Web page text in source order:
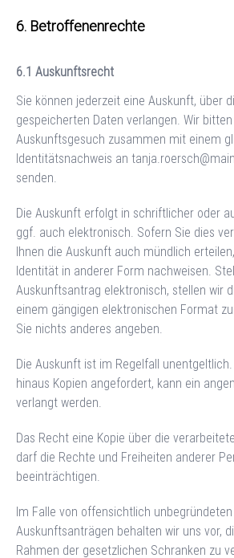
Betroffenenrechte
Auskunftsrecht
Sie können jederzeit eine Auskunft, über
gespeicherten Daten verlangen. Wir
Auskunftsgesuch zusammen mit einem
Identitätsnachweis an
senden.
Die Auskunft erfolgt in schriftlicher oder
ggf. auch elektronisch. Sofern Sie dies
Ihnen die Auskunft auch mündlich
Identität in anderer Form nachweisen.
Auskunftsantrag elektronisch, stellen wir
einem gängigen elektronischen Format
Sie nichts anderes angeben.
Die Auskunft ist im Regelfall
hinaus Kopien angefordert, kann ein
verlangt werden.
Das Recht eine Kopie über die
darf die Rechte und Freiheiten anderer
beeinträchtigen.
Im Falle von offensichtlich
Auskunftsanträgen behalten wir uns vor,
Rahmen der gesetzlichen Schranken zu